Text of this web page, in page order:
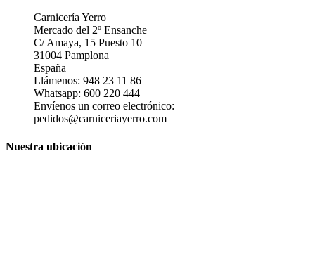
Carnicería Yerro
Mercado del 2º Ensanche
C/ Amaya, 15 Puesto 10
31004 Pamplona
España
Llámenos: 948 23 11 86
Whatsapp: 600 220 444
Envíenos un correo electrónico:
pedidos@carniceriayerro.com
Nuestra ubicación